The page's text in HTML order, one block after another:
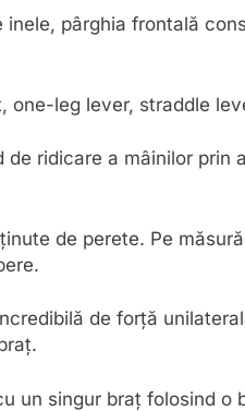
inele, pârghia frontală
one-leg lever, straddle
de ridicare a mâinilor prin
de perete. Pe
de forță
un singur braț folosind o